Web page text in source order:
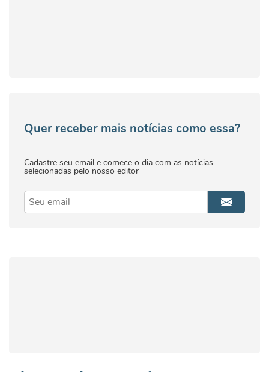
Quer receber mais notícias como essa?
Cadastre seu email e comece o dia com as notícias
selecionadas pelo nosso editor